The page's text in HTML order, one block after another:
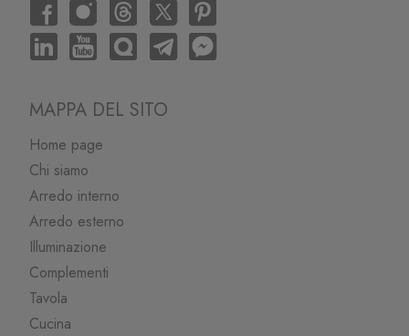
MAPPA DEL SITO
Home page
Chi siamo
Arredo interno
Arredo esterno
Illuminazione
Complementi
Tavola
Cucina